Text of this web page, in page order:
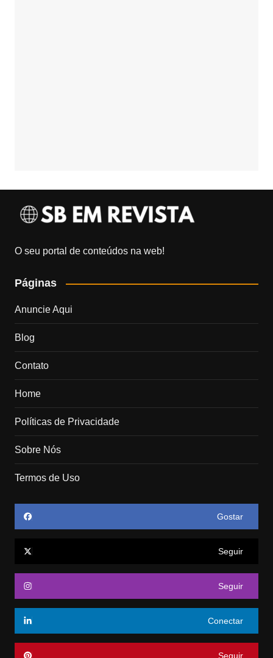
O seu portal de conteúdos na web!
Páginas
Anuncie Aqui
Blog
Contato
Home
Políticas de Privacidade
Sobre Nós
Termos de Uso
Gostar
Seguir
Seguir
Conectar
Seguir